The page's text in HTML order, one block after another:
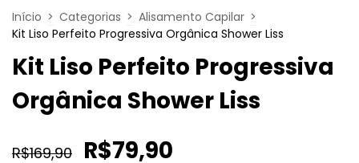
Início > Categorias > Alisamento Capilar >
Kit Liso Perfeito Progressiva Orgânica Shower Liss
Kit Liso Perfeito Progressiva
Orgânica Shower Liss
R$169,90 R$79,90